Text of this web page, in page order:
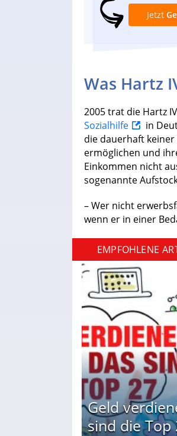
Jetzt
Was Hartz
2005 trat die Hartz
Sozialhilfe
in
die dauerhaft
ermöglichen und
Einkommen nicht
sogenannte
– Wer nicht
wenn er in einer
EMPFOHLENE
Geld
sind die Top